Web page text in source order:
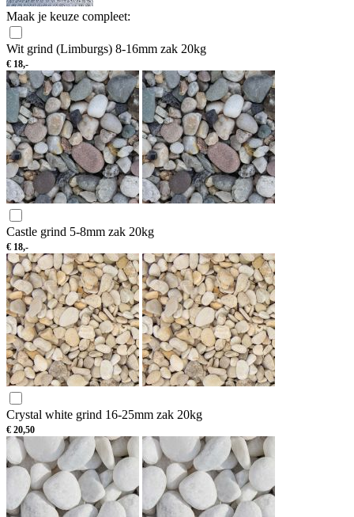
Maak je keuze compleet:
Wit grind (Limburgs) 8-16mm zak 20kg
€ 18,-
Castle grind 5-8mm zak 20kg
€ 18,-
Crystal white grind 16-25mm zak 20kg
€ 20,50